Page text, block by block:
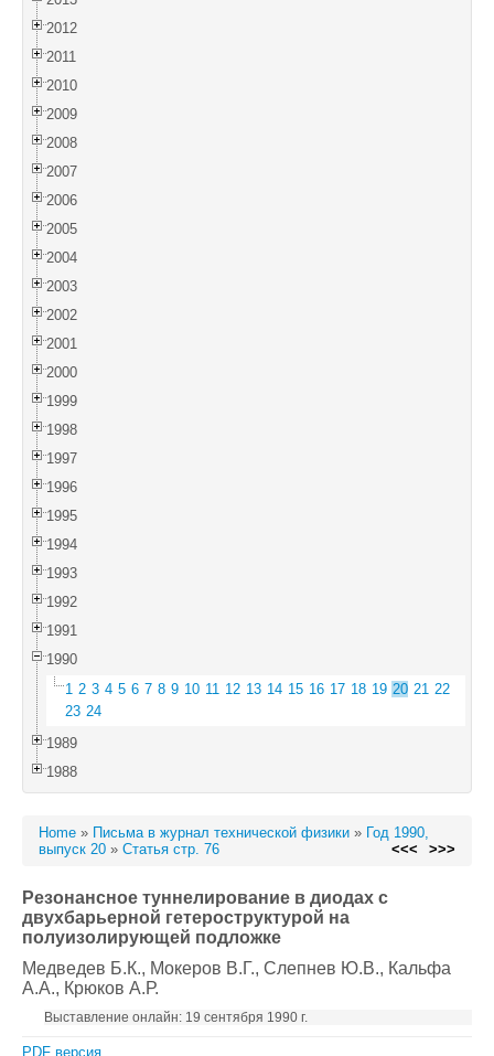
2012
2011
2010
2009
2008
2007
2006
2005
2004
2003
2002
2001
2000
1999
1998
1997
1996
1995
1994
1993
1992
1991
1990
1 2 3 4 5 6 7 8 9 10 11 12 13 14 15 16 17 18 19 20 21 22
23 24
1989
1988
Home » Письма в журнал технической физики » Год 1990,
выпуск 20 » Статья стр. 76 <<< >>>
Резонансное туннелирование в диодах с
двухбарьерной гетероструктурой на
полуизолирующей подложке
Медведев Б.К., Мокеров В.Г., Слепнев Ю.В., Кальфа
А.А., Крюков А.Р.
Выставление онлайн: 19 сентября 1990 г.
PDF версия